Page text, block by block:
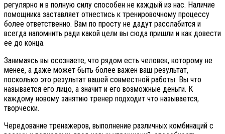
регулярно и в полную силу способен не каждый из нас. Наличие
помощника заставляет отнестись к тренировочному процессу
более ответственно. Вам по просту не дадут расслабится и
всегда напомнить ради какой цели вы сюда пришли и как довести
ее до конца.
Занимаясь вы осознаете, что рядом есть человек, которому не
менее, а даже может быть более важен ваш результат,
посколько это результат вашей совместной работы. Вы что
называется его лицо, а значит и его возможные деньги. К
каждому новому занятию тренер подходит что называется,
творчески.
Чередование тренажеров, выполнение различных комбинаций с